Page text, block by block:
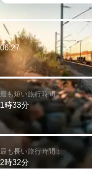
最も短い旅行時間：
1時33分
最も早い出発：
06:27
最も長い旅行時間：
2時32分